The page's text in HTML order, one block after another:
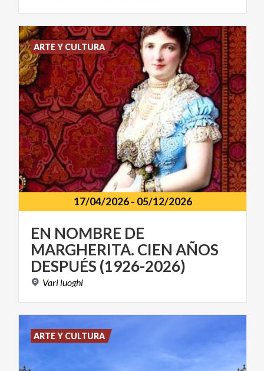
17/04/2026- 05/12/2026
EN NOMBRE DE
MARGHERITA. CIEN AÑOS
DESPUÉS (1926-2026)
Vari luoghi
ARTE Y CULTURA
ARTE Y CULTURA